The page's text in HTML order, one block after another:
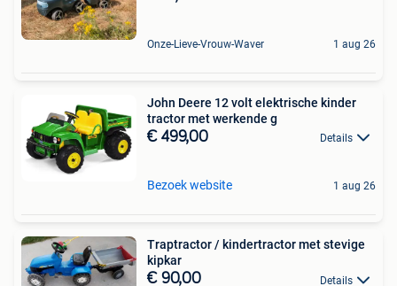
Onze-Lieve-Vrouw-Waver 1 aug 26
John Deere 12 volt elektrische kinder
tractor met werkende g
€ 499,00 Details
Bezoek website 1 aug 26
Traptractor / kindertractor met stevige
kipkar
€ 90,00 Details